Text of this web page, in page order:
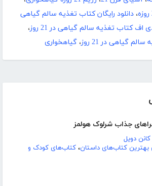
جذاب شرلوک هولمز
دویل
بهترین کتاب‌های داستان، کتاب‌های کودک و
، دانلود رایگان کتاب تغذیه سالم گیاهی
اف کتاب تغذیه سالم گیاهی در 21 روز
،
، گیاهخواری